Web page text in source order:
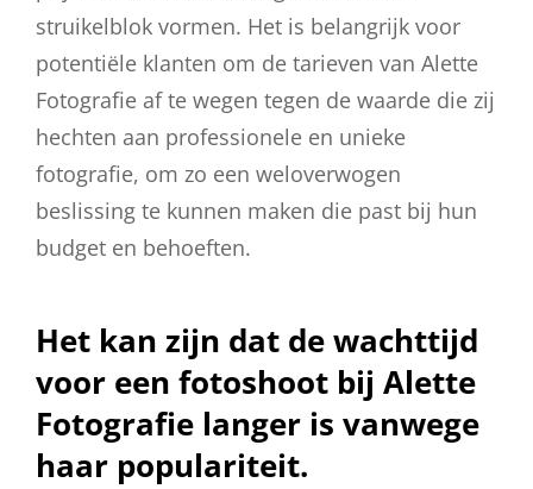
struikelblok vormen. Het is belangrijk voor
potentiële klanten om de tarieven van Alette
Fotografie af te wegen tegen de waarde die zij
hechten aan professionele en unieke
fotografie, om zo een weloverwogen
beslissing te kunnen maken die past bij hun
budget en behoeften.
Het kan zijn dat de wachttijd
voor een fotoshoot bij Alette
Fotografie langer is vanwege
haar populariteit.